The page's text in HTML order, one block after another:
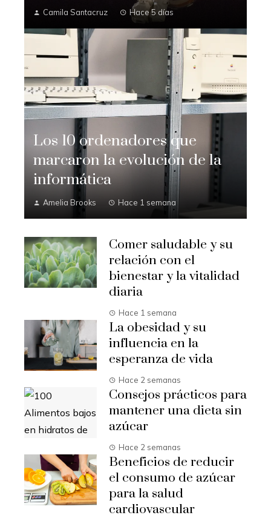
Camila Santacruz Hace 5 días
Los 10 ordenadores que
marcaron la evolución de la
informática
Amelia Brooks Hace 1 semana
Comer saludable y su
relación con el
bienestar y la vitalidad
diaria
Hace 1 semana
La obesidad y su
influencia en la
esperanza de vida
Hace 2 semanas
Consejos prácticos para
mantener una dieta sin
azúcar
Hace 2 semanas
Beneficios de reducir
el consumo de azúcar
para la salud
cardiovascular